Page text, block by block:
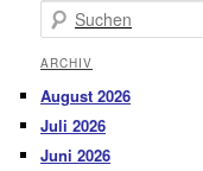
Suchen
ARCHIV
August 2026
Juli 2026
Juni 2026